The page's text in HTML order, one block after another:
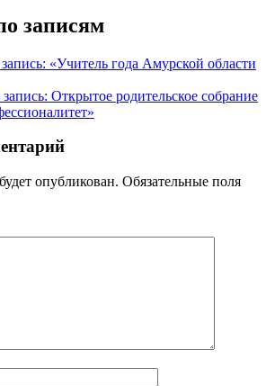
записям
«Учитель года Амурской области
Открытое родительское собрание
опубликован. Обязательные поля